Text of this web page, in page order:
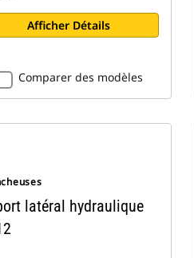
Afficher Détails
Comparer des modèles
latéral hydraulique